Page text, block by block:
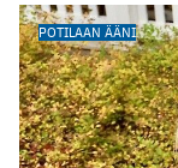
POTILAAN ÄÄNI